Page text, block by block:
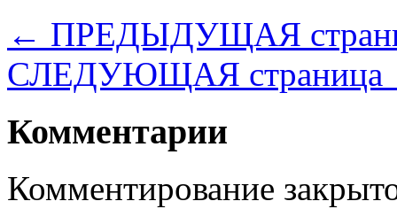
← ПРЕДЫДУЩАЯ
СЛЕДУЮЩАЯ
Комментарии
Комментирование